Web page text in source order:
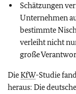
Schätzungen
Unternehmen
bestimmte
verleiht nicht
große
DieKfW-Studie
heraus: Die